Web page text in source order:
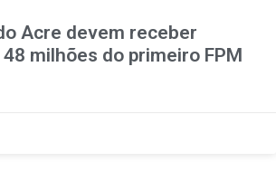
Acre devem receber
milhões do primeiro FPM